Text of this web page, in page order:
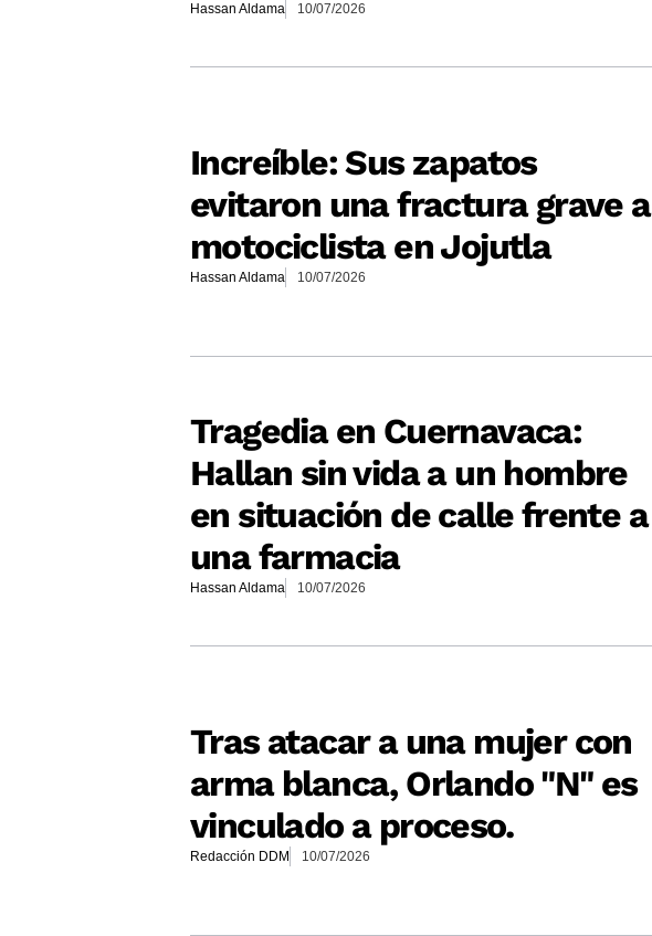
Hassan Aldama 10/07/2026
Increíble: Sus zapatos
evitaron una fractura grave a
motociclista en Jojutla
Hassan Aldama 10/07/2026
Tragedia en Cuernavaca:
Hallan sin vida a un hombre
en situación de calle frente a
una farmacia
Hassan Aldama 10/07/2026
Tras atacar a una mujer con
arma blanca, Orlando "N" es
vinculado a proceso.
Redacción DDM 10/07/2026